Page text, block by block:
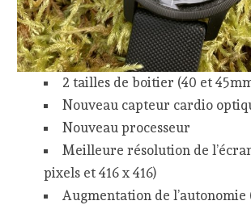
2 tailles de boitier (40 et
Nouveau capteur cardio
Nouveau processeur
Meilleure résolution de
pixels et 416 x 416)
Augmentation de l’autonomie